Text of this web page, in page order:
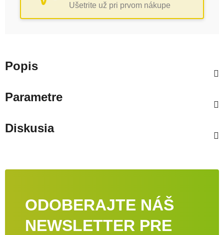
Ušetrite už pri prvom nákupe
Popis
Parametre
Diskusia
ODOBERAJTE NÁŠ
NEWSLETTER PRE